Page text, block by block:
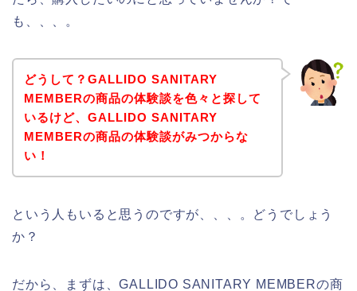
も、、、。
どうして？GALLIDO SANITARY
MEMBERの商品の体験談を色々と探して
いるけど、GALLIDO SANITARY
MEMBERの商品の体験談がみつからな
い！
という人もいると思うのですが、、、。どうでしょう
か？
だから、まずは、GALLIDO SANITARY MEMBERの商